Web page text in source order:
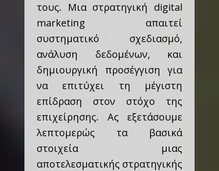
τους. Μια στρατηγική digital
marketing απαιτεί
συστηματικό σχεδιασμό,
ανάλυση δεδομένων, και
δημιουργική προσέγγιση για
να επιτύχει τη μέγιστη
επίδραση στον στόχο της
επιχείρησης. Ας εξετάσουμε
λεπτομερώς τα βασικά
στοιχεία μιας
αποτελεσματικής στρατηγικής